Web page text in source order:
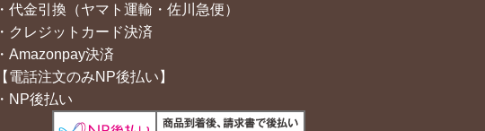
・代金引換（ヤマト運輸・佐川急便）
・クレジットカード決済
・Amazonpay決済
【電話注文のみNP後払い】
・NP後払い